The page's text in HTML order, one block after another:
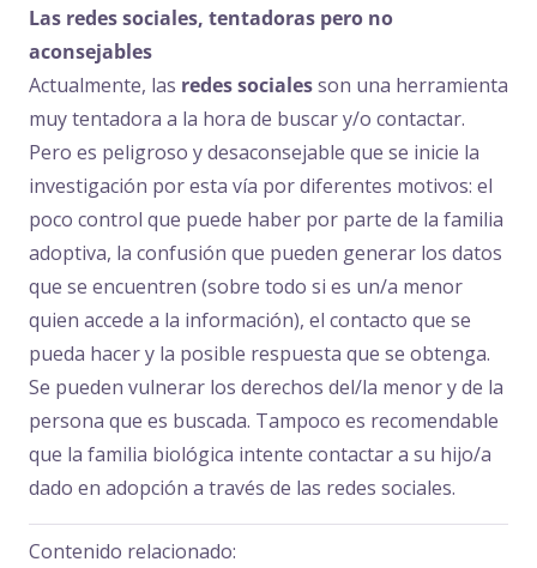
Las redes sociales, tentadoras pero no
aconsejables
Actualmente, las redes socialesson una herramienta
muy tentadora a la hora de buscar y/o contactar.
Pero es peligroso y desaconsejable que se inicie la
investigación por esta vía por diferentes motivos: el
poco control que puede haber por parte de la familia
adoptiva, la confusión que pueden generar los datos
que se encuentren (sobre todo si es un/a menor
quien accede a la información), el contacto que se
pueda hacer y la posible respuesta que se obtenga.
Se pueden vulnerar los derechos del/la menor y de la
persona que es buscada. Tampoco es recomendable
que la familia biológica intente contactar a su hijo/a
dado en adopción a través de las redes sociales.
Contenido relacionado: